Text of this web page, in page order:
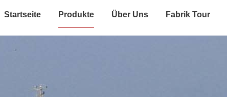
Startseite Produkte Über Uns Fabrik Tour